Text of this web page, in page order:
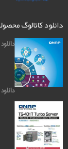
دانلود کاتالوگ
کیونپ QNAP